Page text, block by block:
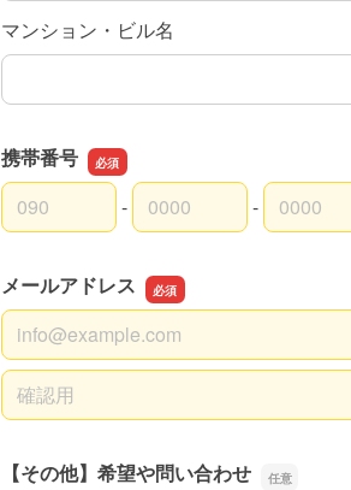
マンション・ビル名
携帯番号
携帯番号の市外局番
-
携帯番号の市内局番 -
携帯番号の加入者番号
メールアドレス
メールアドレス
メールアドレスの確認用
【その他】希望や問い合わせ